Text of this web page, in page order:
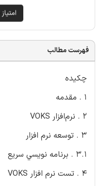
فهرست مطالب
چکيده
1 . مقدمه
2 . نرم‌افزار VOKS
3 . توسعه نرم افزار
3.1 . برنامه نويسي سريع
4 . تست نرم افزار VOKS